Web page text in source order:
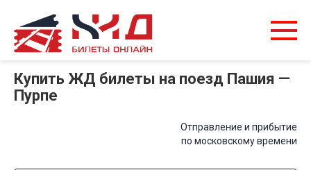
Купить ЖД билеты на поезд Пашия —
Пурпе
Отправление и прибытие
по московскому времени